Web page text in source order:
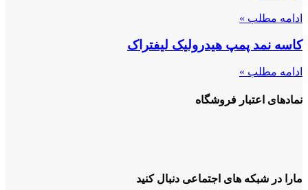
ادامه مطلب »
کاسه نمد پمپ هیدرولیک لیفتراک
ادامه مطلب »
نمادهای اعتبار فروشگاه
مارا در شبکه های اجتماعی دنبال کنید